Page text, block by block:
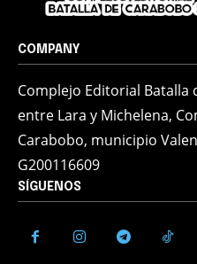
COMPANY
Complejo Editorial Batalla
entre Lara y Michelena,
Carabobo, municipio
G200116609
SÍGUENOS